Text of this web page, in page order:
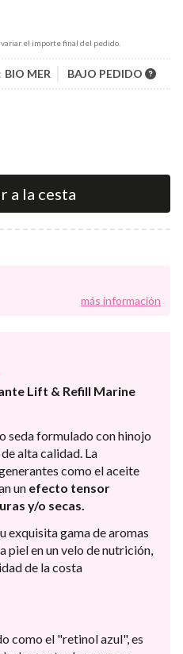
el importe final del pedido.
BIO MER BAJO PEDIDO
a la cesta
más información
Lift & Refill Marine
seda formulado con hinojo
alta calidad. La
como el aceite
un efecto tensor
y/o secas.
exquisita gama de aromas
piel en un velo de nutrición,
de la costa
como el "retinol azul", es